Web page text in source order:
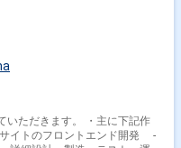
いただきます。 ・主に下記作
イトのフロントエンド開発 -